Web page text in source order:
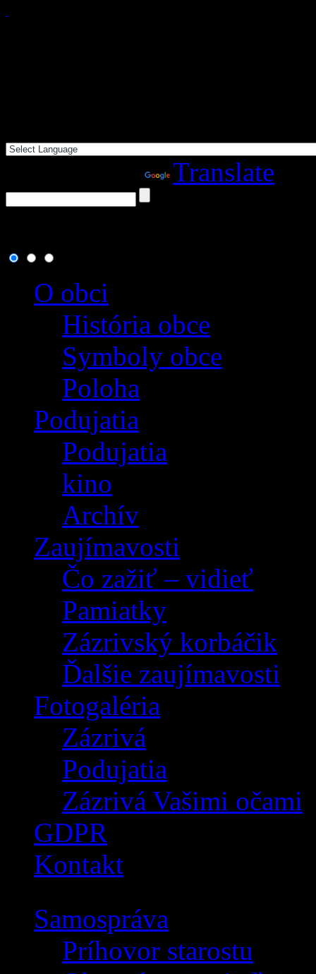
Translate
O obci
História obce
Symboly obce
Poloha
Podujatia
Podujatia
kino
Archív
Zaujímavosti
Čo zažiť – vidieť
Pamiatky
Zázrivský korbáčik
Ďalšie zaujímavosti
Fotogaléria
Zázrivá
Podujatia
Zázrivá Vašimi očami
GDPR
Kontakt
Samospráva
Príhovor starostu